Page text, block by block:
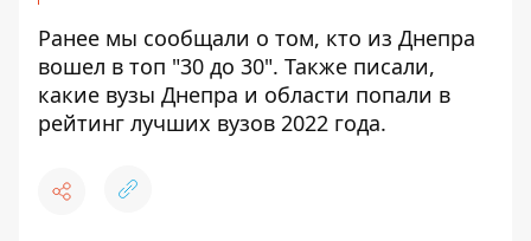
Ранее мы сообщали о том, кто из Днепра
вошел в топ "30 до 30". Также писали,
какие вузы Днепра и области попали в
рейтинг лучших вузов 2022 года.